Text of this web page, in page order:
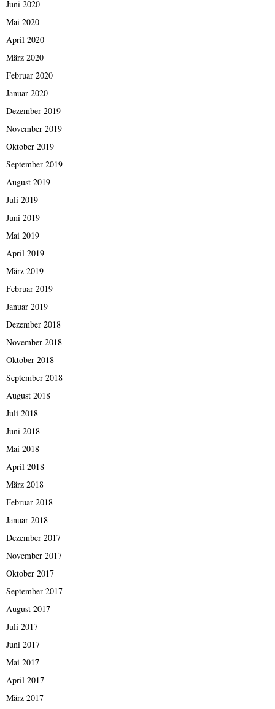
Juni 2020
Mai 2020
April 2020
März 2020
Februar 2020
Januar 2020
Dezember 2019
November 2019
Oktober 2019
September 2019
August 2019
Juli 2019
Juni 2019
Mai 2019
April 2019
März 2019
Februar 2019
Januar 2019
Dezember 2018
November 2018
Oktober 2018
September 2018
August 2018
Juli 2018
Juni 2018
Mai 2018
April 2018
März 2018
Februar 2018
Januar 2018
Dezember 2017
November 2017
Oktober 2017
September 2017
August 2017
Juli 2017
Juni 2017
Mai 2017
April 2017
März 2017